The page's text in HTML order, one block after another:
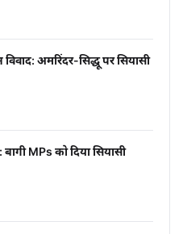
विवाद: अमरिंदर-सिद्धू पर सियासी
बागी MPs को दिया सियासी